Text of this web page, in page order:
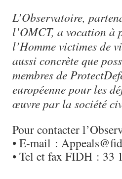
L’Observatoire,
l’OMCT, a vocation à
l’Homme victimes de
aussi concrète que
membres de
européenne pour les
œuvre par la société
Pour contacter
• E-mail :
• Tel et fax FIDH : 33